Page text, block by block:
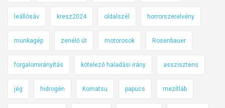
leállósáv kresz2024 oldalszél horrorszerelvény
munkagép zenélő út motorosok Rosenbauer
forgalomirányítás kötelező haladási irány asszisztens
jég hidrogén Komatsu papucs mezítláb